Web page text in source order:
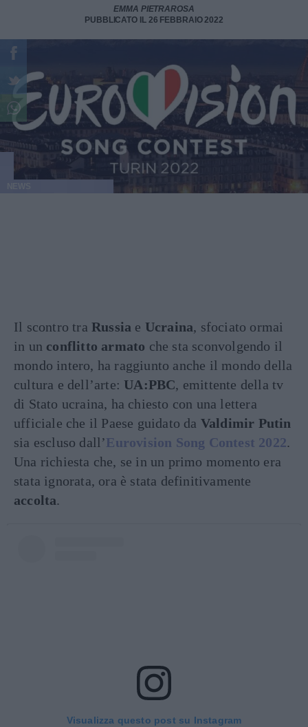
EMMA PIETRAROSA
PUBBLICATO IL 26 FEBBRAIO 2022
Il scontro tra Russia e Ucraina, sfociato ormai
in un conflitto armato che sta sconvolgendo il
mondo intero, ha raggiunto anche il mondo della
cultura e dell’arte: UA:PBC, emittente della tv
di Stato ucraina, ha chiesto con una lettera
ufficiale che il Paese guidato da Valdimir Putin
sia escluso dall’Eurovision Song Contest 2022.
Una richiesta che, se in un primo momento era
stata ignorata, ora è stata definitivamente
accolta.
Visualizza questo post su Instagram